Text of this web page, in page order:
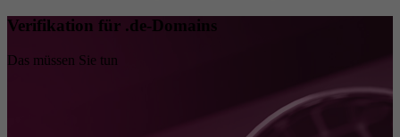
Verifikation für .de-Domains
Das müssen Sie tun